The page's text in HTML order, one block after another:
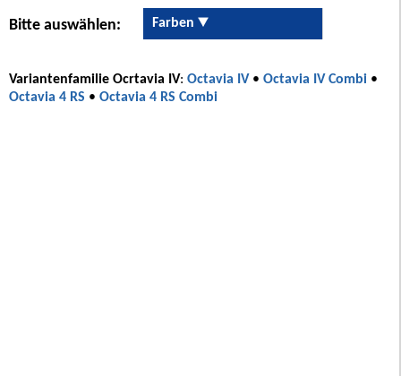
Bitte auswählen: Farben
Variantenfamilie Ocrtavia IV: Octavia IV • Octavia IV Combi •
Octavia 4 RS • Octavia 4 RS Combi